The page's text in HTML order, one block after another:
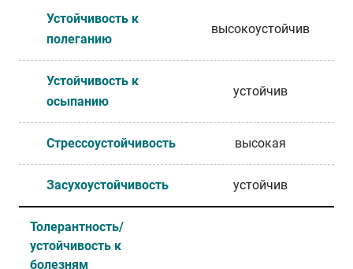
Устойчивость к
полеганию
высокоустойчив
Устойчивость к
осыпанию
устойчив
Стрессоустойчивость высокая
Засухоустойчивость устойчив
Толерантность/
устойчивость к
болезням